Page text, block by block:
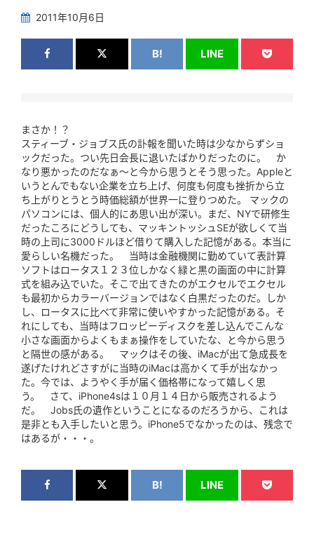
2011年10月6日
B! LINE
まさか！？
スティーブ・ジョブス氏の訃報を聞いた時は少なからずショ
ックだった。つい先日会長に退いたばかりだったのに。 か
なり悪かったのだなぁ～と今から思うとそう思った。Appleと
いうとんでもない企業を立ち上げ、何度も何度も挫折から立
ち上がりとうとう時価総額が世界一に登りつめた。 マックの
パソコンには、個人的にあ思い出が深い。まだ、NYで研修生
だったころにどうしても、マッキントッシュSEが欲しくて当
時の上司に3000ドルほど借りて購入した記憶がある。本当に
愛らしい名機だった。 当時は金融機関に勤めていて表計算
ソフトはロータス１２３位しかなく緑と黒の画面の中に計算
式を組み込でいた。そこで出てきたのがエクセルでエクセル
も最初からカラーバージョンではなく白黒だったのだ。しか
し、ロータスに比べて非常に使いやすかった記憶がある。そ
れにしても、当時はフロッピーディスクを差し込んでこんな
小さな画面からよくもまぁ操作をしていたな、と今から思う
と隔世の感がある。 マックはその後、iMacが出て急成長を
遂げたけれどさすがに当時のiMacは高かくて手が出なかっ
た。今では、ようやく手が届く価格帯になって嬉しく思
う。 さて、iPhone4sは１０月１４日から販売されるよう
だ。 Jobs氏の遺作ということになるのだろうから、これは
是非とも入手したいと思う。iPhone5でなかったのは、残念で
はあるが・・・。
B! LINE